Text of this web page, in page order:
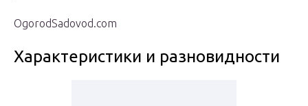
OgorodSadovod.com
Характеристики и разновидности